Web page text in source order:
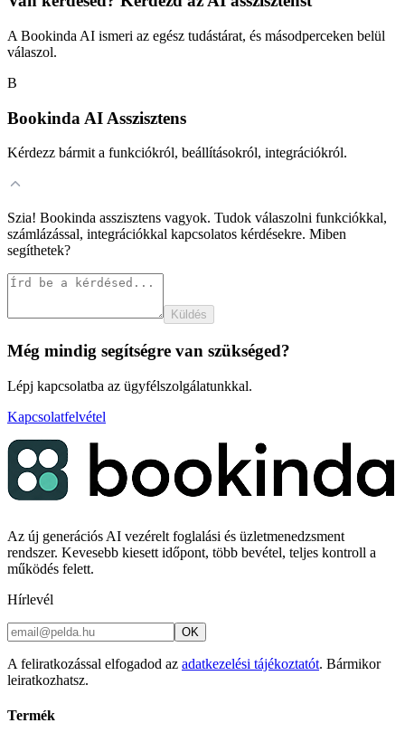
A Bookinda AI ismeri az egész tudástárat, és másodperceken belül
válaszol.
B
Bookinda AI Asszisztens
Kérdezz bármit a funkciókról, beállításokról, integrációkról.
Szia! Bookinda asszisztens vagyok. Tudok válaszolni funkciókkal,
számlázással, integrációkkal kapcsolatos kérdésekre. Miben
segíthetek?
Küldés
Még mindig segítségre van szükséged?
Lépj kapcsolatba az ügyfélszolgálatunkkal.
Kapcsolatfelvétel
Az új generációs AI vezérelt foglalási és üzletmenedzsment
rendszer. Kevesebb kiesett időpont, több bevétel, teljes kontroll a
működés felett.
Hírlevél
OK
A feliratkozással elfogadod az adatkezelési tájékoztatót. Bármikor
leiratkozhatsz.
Termék